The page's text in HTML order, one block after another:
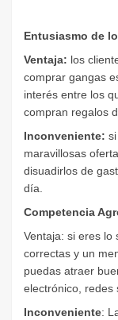
Entusiasmo de
Ventaja: los
comprar gangas
interés entre los
compran regalos
Inconveniente:
maravillosas
disuadirlos de
día.
Competencia
Ventaja: si eres lo
correctas y un
puedas atraer
electrónico, redes
Inconveniente: